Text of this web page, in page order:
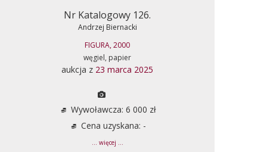
Nr Katalogowy 126.
Andrzej Biernacki
FIGURA, 2000
węgiel, papier
aukcja z 23 marca 2025
Wywoławcza: 6 000 zł
Cena uzyskana: -
... więcej ...